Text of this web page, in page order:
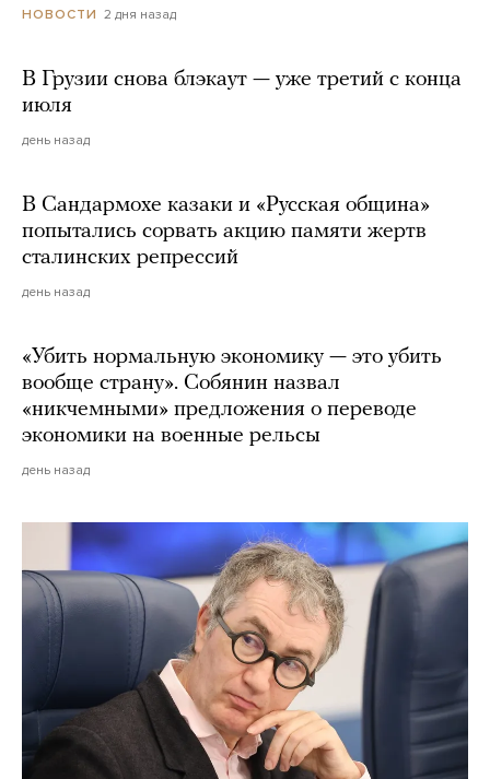
НОВОСТИ 2 дня назад
В Грузии снова блэкаут — уже третий с конца
июля
день назад
В Сандармохе казаки и «Русская община»
попытались сорвать акцию памяти жертв
сталинских репрессий
день назад
«Убить нормальную экономику — это убить
вообще страну». Собянин назвал
«никчемными» предложения о переводе
экономики на военные рельсы
день назад